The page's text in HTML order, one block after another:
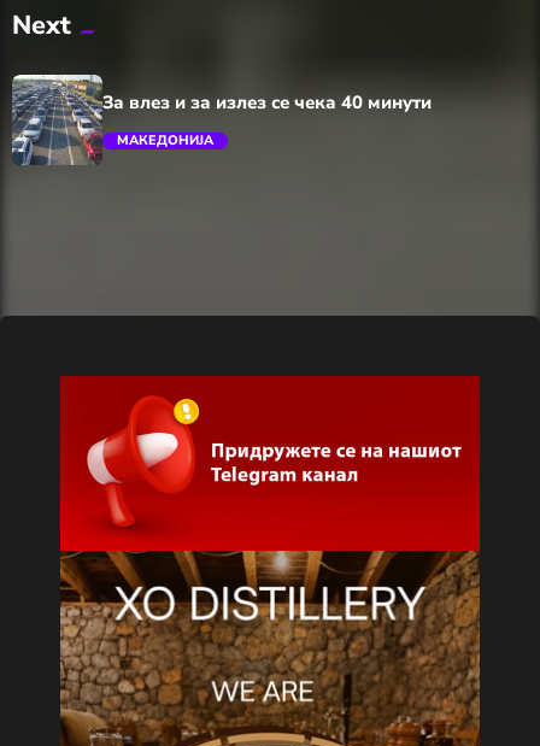
trending_flat
Next
За влез и за излез се чека 40 минути
МАКЕДОНИЈА